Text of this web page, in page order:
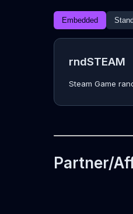
Embedded
rndSTEAM
Steam Game
Partner/